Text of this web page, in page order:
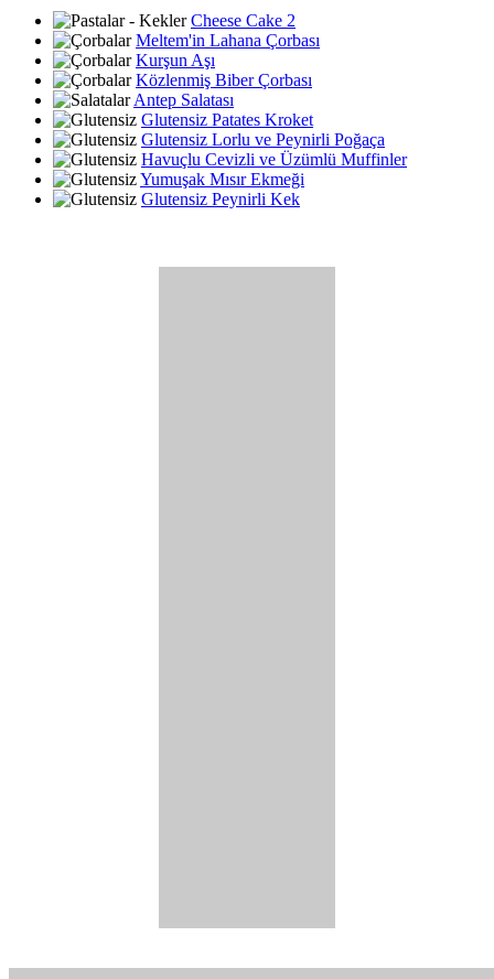
Cheese Cake 2
Meltem'in Lahana Çorbası
Kurşun Aşı
Közlenmiş Biber Çorbası
Antep Salatası
Glutensiz Patates Kroket
Glutensiz Lorlu ve Peynirli Poğaça
Havuçlu Cevizli ve Üzümlü Muffinler
Yumuşak Mısır Ekmeği
Glutensiz Peynirli Kek